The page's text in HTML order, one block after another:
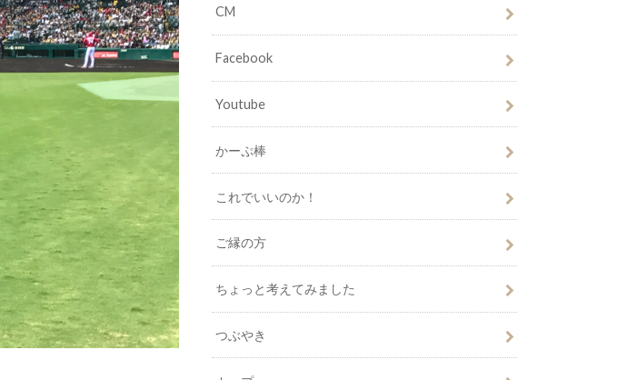
CM
Facebook
Youtube
かーぷ棒
これでいいのか！
ご縁の方
ちょっと考えてみました
つぶやき